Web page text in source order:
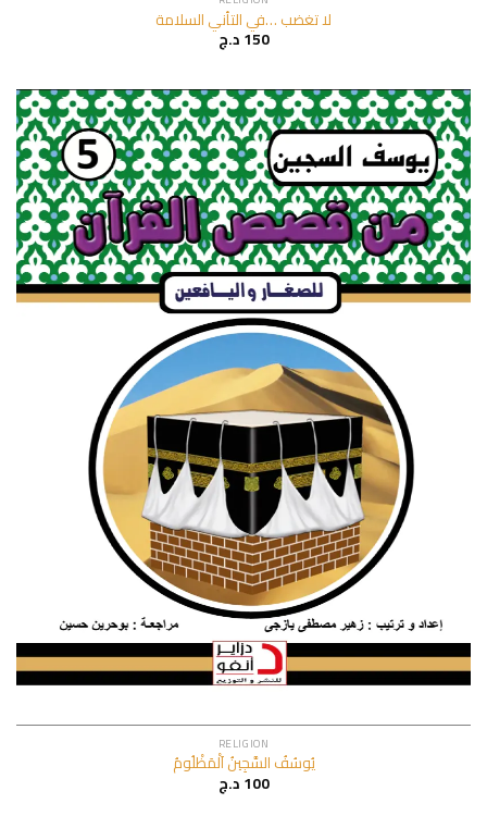
لا تغضب …في التأني السلامة
150د.ج
RELIGION
يُوسُفُ السَّجِينُ اَلْمَظْلُومُ
100د.ج